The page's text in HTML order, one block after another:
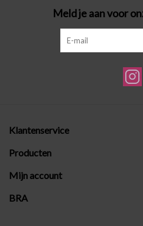
Lingerie-accessoires
Cadeaubonnen
Meld je aan voor
Klantenservice
Producten
Mijn account
BRA